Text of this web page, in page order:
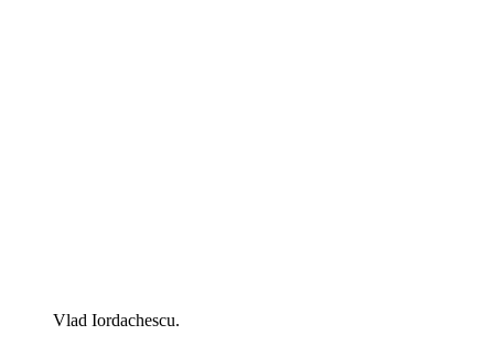
Vlad Iordachescu.